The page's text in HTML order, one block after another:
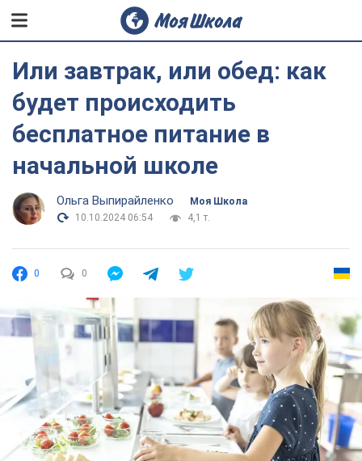
Или завтрак, или обед: как
будет происходить
бесплатное питание в
начальной школе
Ольга Выпирайленко
Моя Школа
10.10.2024 06:54
4,1 т.
0 0